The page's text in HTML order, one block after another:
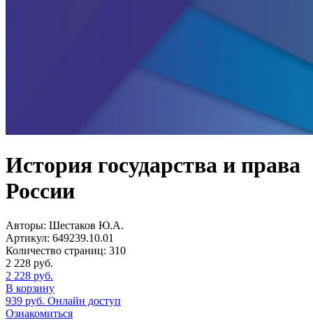
История государства и права
России
Авторы: Шестаков Ю.А.
Артикул: 649239.10.01
Количество страниц: 310
2 228 руб.
2 228 руб.
В корзину
939 руб. Онлайн доступ
Ознакомиться